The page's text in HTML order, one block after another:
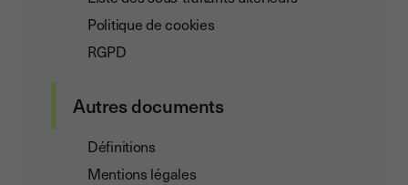
Politique de cookies
RGPD
Autres documents
Définitions
Mentions légales